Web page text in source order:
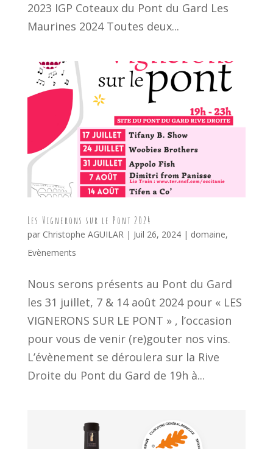
2023 IGP Coteaux du Pont du Gard Les
Maurines 2024 Toutes deux...
Les Vignerons sur le Pont 2024
par Christophe AGUILAR| Juil 26, 2024| domaine,
Evènements
Nous serons présents au Pont du Gard
les 31 juillet, 7 & 14 août 2024 pour « LES
VIGNERONS SUR LE PONT » , l’occasion
pour vous de venir (re)gouter nos vins.
L’évènement se déroulera sur la Rive
Droite du Pont du Gard de 19h à...